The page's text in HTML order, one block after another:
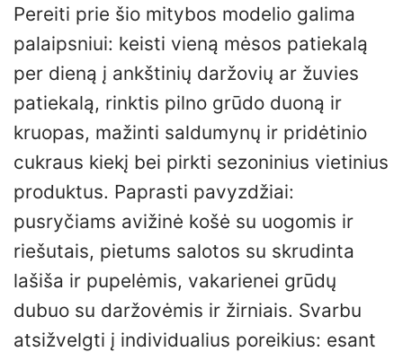
Pereiti prie šio mitybos modelio galima
palaipsniui: keisti vieną mėsos patiekalą
per dieną į ankštinių daržovių ar žuvies
patiekalą, rinktis pilno grūdo duoną ir
kruopas, mažinti saldumynų ir pridėtinio
cukraus kiekį bei pirkti sezoninius vietinius
produktus. Paprasti pavyzdžiai:
pusryčiams avižinė košė su uogomis ir
riešutais, pietums salotos su skrudinta
lašiša ir pupelėmis, vakarienei grūdų
dubuo su daržovėmis ir žirniais. Svarbu
atsižvelgti į individualius poreikius: esant